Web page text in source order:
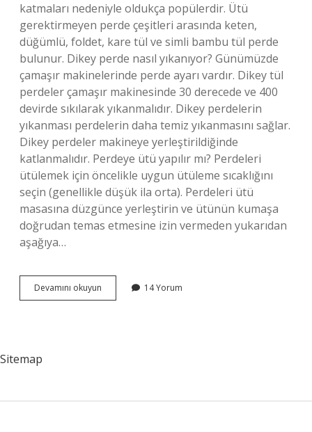
katmaları nedeniyle oldukça popülerdir. Ütü
gerektirmeyen perde çeşitleri arasında keten,
düğümlü, foldet, kare tül ve simli bambu tül perde
bulunur. Dikey perde nasıl yıkanıyor? Günümüzde
çamaşır makinelerinde perde ayarı vardır. Dikey tül
perdeler çamaşır makinesinde 30 derecede ve 400
devirde sıkılarak yıkanmalıdır. Dikey perdelerin
yıkanması perdelerin daha temiz yıkanmasını sağlar.
Dikey perdeler makineye yerleştirildiğinde
katlanmalıdır. Perdeye ütü yapılır mı? Perdeleri
ütülemek için öncelikle uygun ütüleme sıcaklığını
seçin (genellikle düşük ila orta). Perdeleri ütü
masasına düzgünce yerleştirin ve ütünün kumaşa
doğrudan temas etmesine izin vermeden yukarıdan
aşağıya…
Devamını okuyun
Perde
14 Yorum
Sitemap